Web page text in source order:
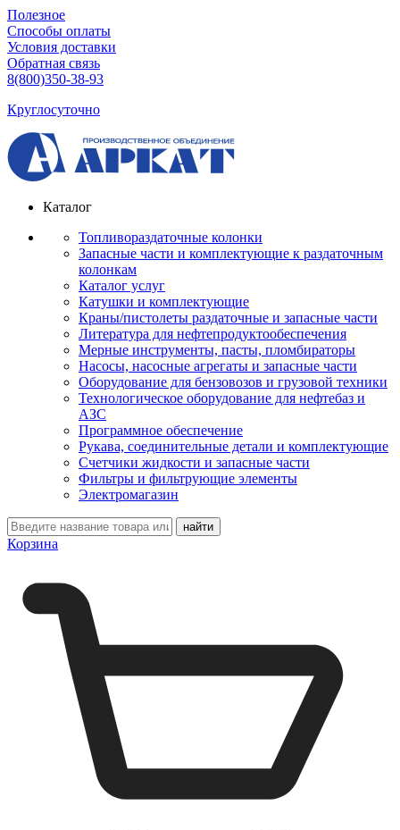
Полезное
Способы оплаты
Условия доставки
Обратная связь
8(800)350-38-93
Круглосуточно
Каталог
Топливораздаточные колонки
Запасные части и комплектующие к раздаточным
колонкам
Каталог услуг
Катушки и комплектующие
Краны/пистолеты раздаточные и запасные части
Литература для нефтепродуктообеспечения
Мерные инструменты, пасты, пломбираторы
Насосы, насосные агрегаты и запасные части
Оборудование для бензовозов и грузовой техники
Технологическое оборудование для нефтебаз и
АЗС
Программное обеспечение
Рукава, соединительные детали и комплектующие
Счетчики жидкости и запасные части
Фильтры и фильтрующие элементы
Электромагазин
Корзина